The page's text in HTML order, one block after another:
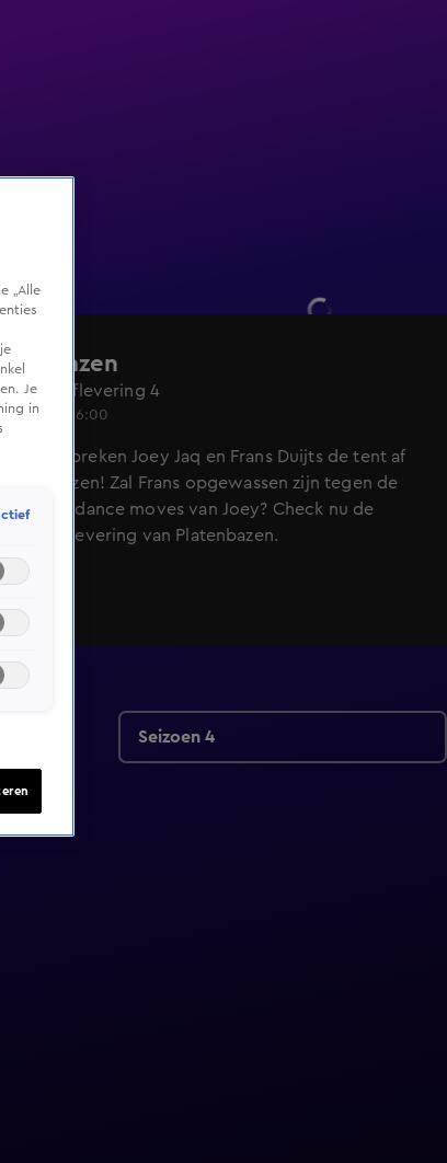
4, aflevering 4
2022, 16:00
week breken Joey Jaq en Frans Duijts de tent af
Platenbazen! Zal Frans opgewassen zijn tegen de
dance moves van Joey? Check nu de
aflevering van Platenbazen.
Seizoen 4
„Alle
Je
in